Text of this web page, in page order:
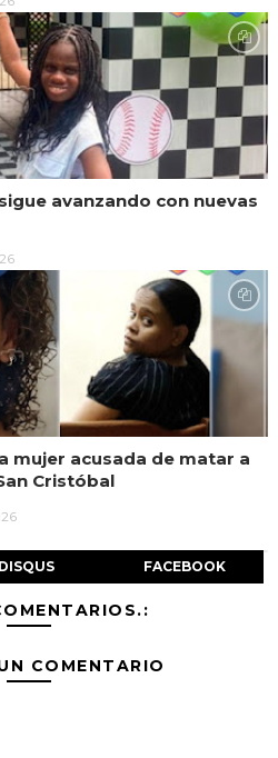
avanzando con nuevas
mujer acusada de matar a
Cristóbal
DISQUS FACEBOOK
COMENTARIO